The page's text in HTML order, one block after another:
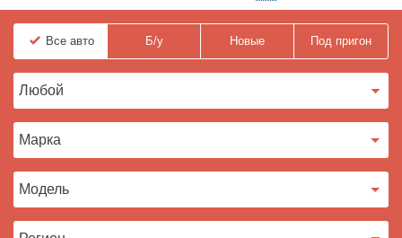
Новые авто
Новости
Отзывы об авто
Загрузить приложение
Все авто Б/у Новые Под пригон